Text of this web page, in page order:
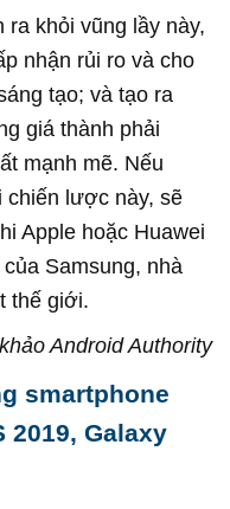
ra khỏi vũng lầy này,
nhận rủi ro và cho
tạo; và tạo ra
giá thành phải
mạnh mẽ. Nếu
chiến lược này, sẽ
Apple hoặc Huawei
Samsung, nhà
thế giới.
Android Authority
smartphone
2019, Galaxy